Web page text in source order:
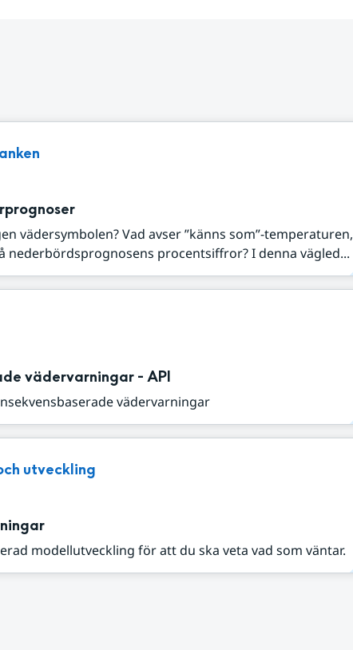
vädersymbolen? Vad avser ”känns som”-temperaturen,
nederbördsprognosens procentsiffror? I denna vägled...
vädervarningar - API
vädervarningar
utveckling
modellutveckling för att du ska veta vad som väntar.